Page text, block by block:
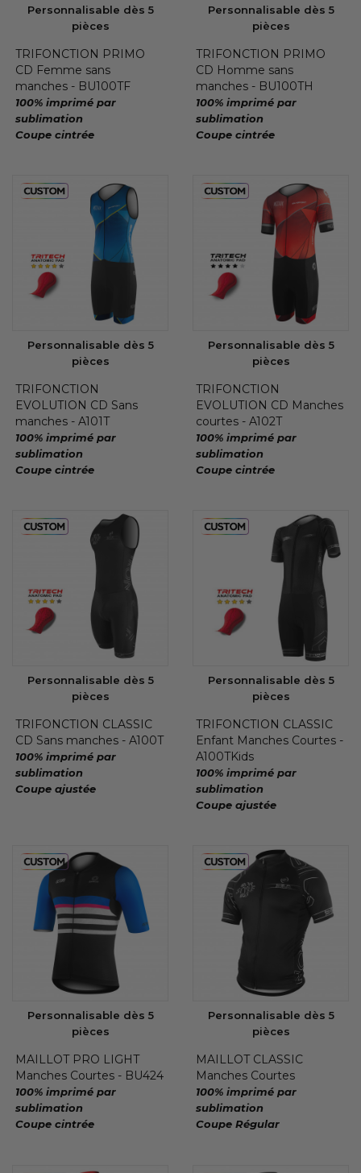
Personnalisable dès 5
pièces
TRIFONCTION PRIMO
CD Femme sans
manches - BU100TF
100% imprimé par
sublimation
Coupe cintrée
Personnalisable dès 5
pièces
TRIFONCTION PRIMO
CD Homme sans
manches - BU100TH
100% imprimé par
sublimation
Coupe cintrée
Personnalisable dès 5
pièces
TRIFONCTION
EVOLUTION CD Sans
manches - A101T
100% imprimé par
sublimation
Coupe cintrée
Personnalisable dès 5
pièces
TRIFONCTION
EVOLUTION CD Manches
courtes - A102T
100% imprimé par
sublimation
Coupe cintrée
Personnalisable dès 5
pièces
TRIFONCTION CLASSIC
CD Sans manches - A100T
100% imprimé par
sublimation
Coupe ajustée
Personnalisable dès 5
pièces
TRIFONCTION CLASSIC
Enfant Manches Courtes -
A100TKids
100% imprimé par
sublimation
Coupe ajustée
Personnalisable dès 5
pièces
MAILLOT PRO LIGHT
Manches Courtes - BU424
100% imprimé par
sublimation
Coupe cintrée
Personnalisable dès 5
pièces
MAILLOT CLASSIC
Manches Courtes
100% imprimé par
sublimation
Coupe Régular